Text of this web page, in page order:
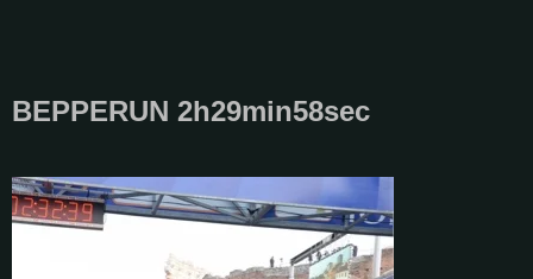
BEPPERUN 2h29min58sec